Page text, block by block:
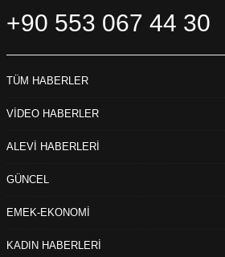
+90 553 067 44 30
TÜM HABERLER
VİDEO HABERLER
ALEVİ HABERLERİ
GÜNCEL
EMEK-EKONOMİ
KADIN HABERLERİ